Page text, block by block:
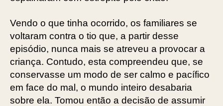
Vendo o que tinha ocorrido, os familiares se
voltaram contra o tio que, a partir desse
episódio, nunca mais se atreveu a provocar a
criança. Contudo, esta compreendeu que, se
conservasse um modo de ser calmo e pacífico
em face do mal, o mundo inteiro desabaria
sobre ela. Tomou então a decisão de assumir